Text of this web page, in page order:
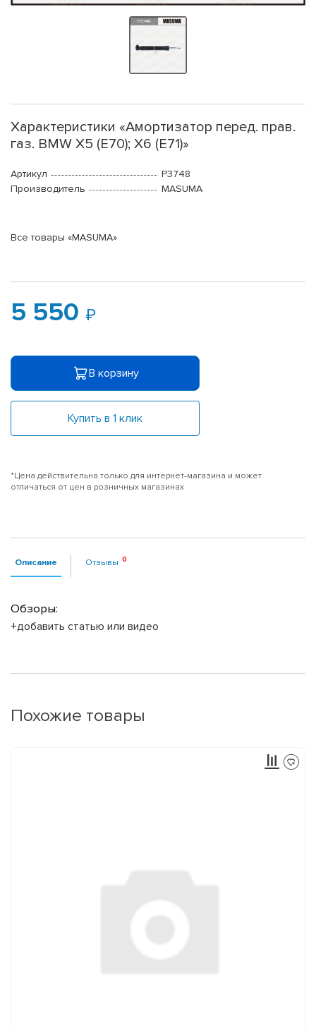
Характеристики «Амортизатор перед. прав.
газ. BMW X5 (E70); X6 (E71)»
Артикул
P3748
Производитель
MASUMA
Все товары «MASUMA»
5 550
В корзину
Купить в 1 клик
*Цена действительна только для интернет-магазина и может
отличаться от цен в розничных магазинах
Описание Отзывы
Обзоры:
+добавить статью или видео
Похожие товары